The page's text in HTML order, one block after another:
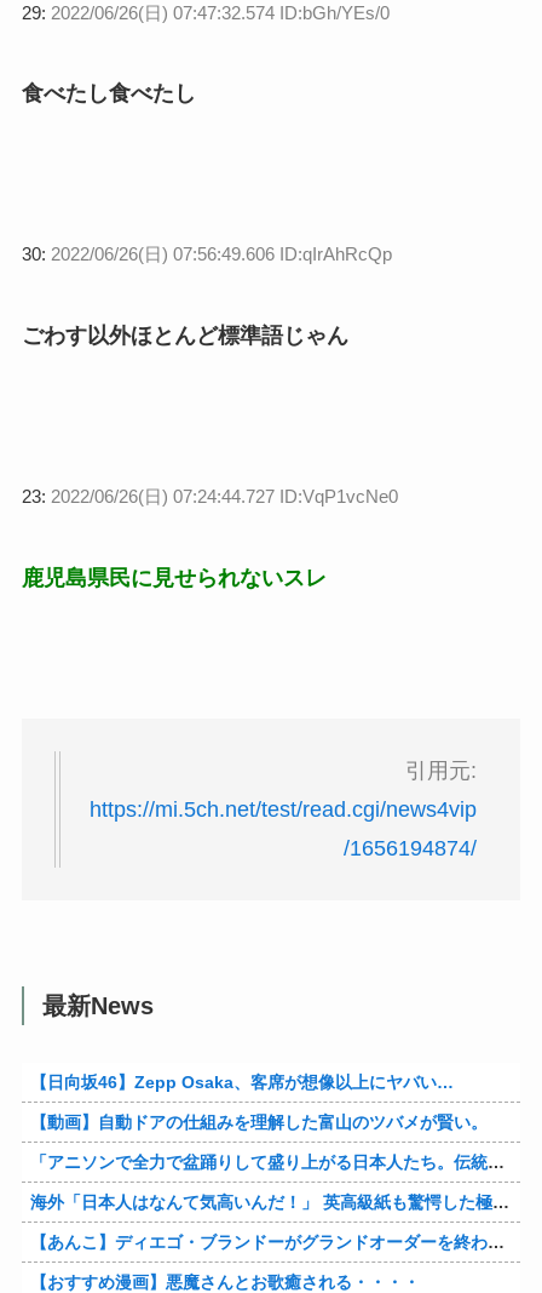
29: 2022/06/26(日) 07:47:32.574 ID:bGh/YEs/0
食べたし食べたし
30: 2022/06/26(日) 07:56:49.606 ID:qIrAhRcQp
ごわす以外ほとんど標準語じゃん
23: 2022/06/26(日) 07:24:44.727 ID:VqP1vcNe0
鹿児島県民に見せられないスレ
引用元:
https://mi.5ch.net/test/read.cgi/news4vip
/1656194874/
最新News
【日向坂46】Zepp Osaka、客席が想像以上にヤバい…
【動画】自動ドアの仕組みを理解した富山のツバメが賢い。
「アニソンで全力で盆踊りして盛り上がる日本人たち。伝統もオタクもこの熱量、素晴らしい」→女さんブチギレ「これを見て『日本の品格が落ちた』と思いま…
海外「日本人はなんて気高いんだ！」 英高級紙も驚愕した極限の中の日本人の姿に世界が衝撃
【あんこ】ディエゴ・ブランドーがグランドオーダーを終わらせるようです【FGO二部】 第１６６話
【おすすめ漫画】悪魔さんとお歌癒される・・・・